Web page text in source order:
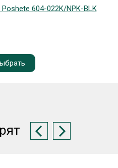
604-022K/NPK-BLK